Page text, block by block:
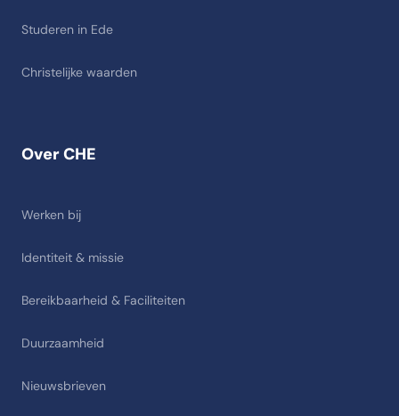
Over CHE
Werken bij
Identiteit & missie
Bereikbaarheid & Faciliteiten
Duurzaamheid
Nieuwsbrieven
Studeren in Ede
Christelijke waarden